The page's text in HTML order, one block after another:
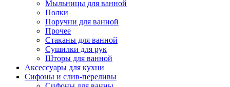
Мыльницы для ванной
Полки
Поручни для ванной
Прочее
Стаканы для ванной
Сушилки для рук
Шторы для ванной
Аксессуары для кухни
Сифоны и слив-переливы